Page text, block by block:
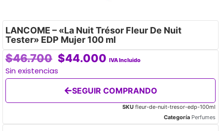
LANCOME – «La Nuit Trésor Fleur De Nuit
Tester» EDP Mujer 100 ml
$46.700 $44.000 IVA Incluido
Sin existencias
SEGUIR COMPRANDO
SKU fleur-de-nuit-tresor-edp-100ml
Categoría Perfumes